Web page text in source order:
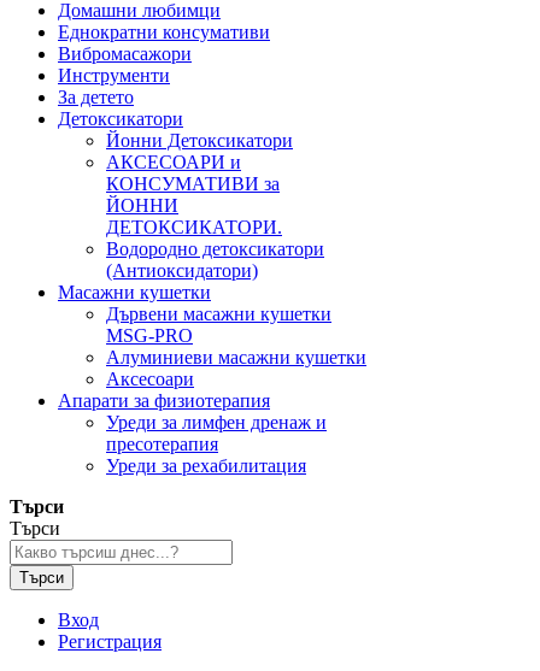
Домашни любимци
Еднократни консумативи
Вибромасажори
Инструменти
За детето
Детоксикатори
Йонни Детоксикатори
АКСЕСОАРИ и
КОНСУМАТИВИ за
ЙОННИ
ДЕТОКСИКАТОРИ.
Водородно детоксикатори
(Антиоксидатори)
Масажни кушетки
Дървени масажни кушетки
MSG-PRO
Алуминиеви масажни кушетки
Аксесоари
Апарати за физиотерапия
Уреди за лимфен дренаж и
пресотерапия
Уреди за рехабилитация
Търси
Търси
Търси
Вход
Регистрация